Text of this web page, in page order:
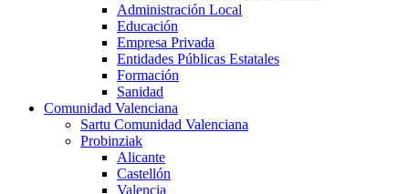
Administración Local
Educación
Empresa Privada
Entidades Públicas Estatales
Formación
Sanidad
Comunidad Valenciana
Sartu Comunidad Valenciana
Probinziak
Alicante
Castellón
Valencia